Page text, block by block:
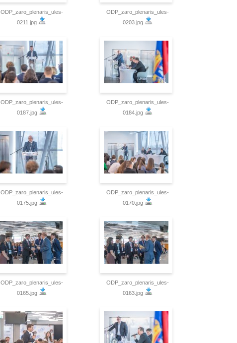
ODP_zaro_plenaris_ules-
0211.jpg
ODP_zaro_plenaris_ules-
0203.jpg
ODP_zaro_plenaris_ules-
0187.jpg
ODP_zaro_plenaris_ules-
0184.jpg
ODP_zaro_plenaris_ules-
0175.jpg
ODP_zaro_plenaris_ules-
0170.jpg
ODP_zaro_plenaris_ules-
0165.jpg
ODP_zaro_plenaris_ules-
0163.jpg